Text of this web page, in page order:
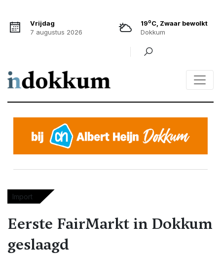
Vrijdag
7 augustus 2026
19oC, Zwaar bewolkt
Dokkum
Import
Eerste FairMarkt in Dokkum
geslaagd